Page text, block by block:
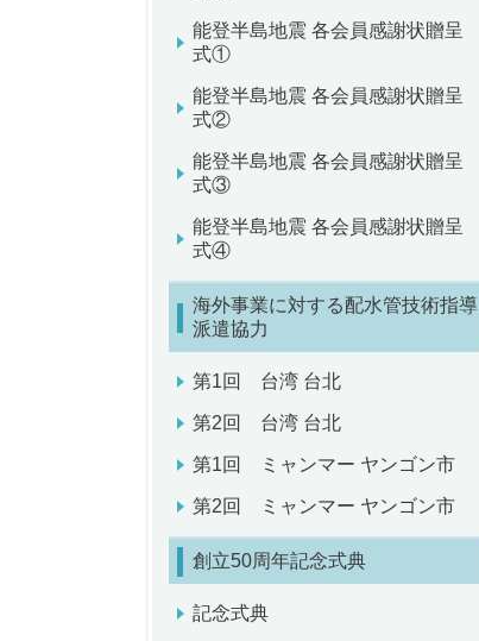
能登半島地震 各会員感謝状贈呈
式①
能登半島地震 各会員感謝状贈呈
式②
能登半島地震 各会員感謝状贈呈
式③
能登半島地震 各会員感謝状贈呈
式④
海外事業に対する配水管技術指導
派遣協力
第1回 台湾 台北
第2回 台湾 台北
第1回 ミャンマー ヤンゴン市
第2回 ミャンマー ヤンゴン市
創立50周年記念式典
記念式典